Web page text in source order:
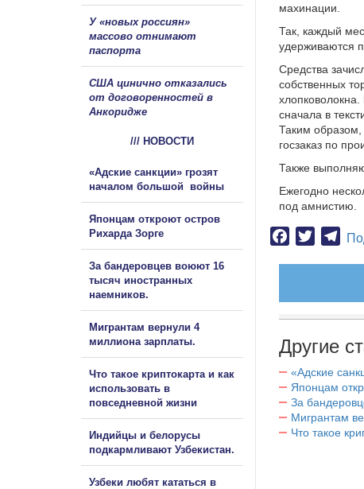
махинации.
Так, каждый
удерживаются
Средства
собственных
сначала в
Таким образом,
госзаказ по
Также
Ежегодно
под амнистию.
Facebook
Twitter
Другие
«Адские
Японцам
За
Мигрантам
Что такое
У «новых россиян»
массово отнимают
паспорта
США цинично отказались
от договоренностей в
Анкоридже
/// НОВОСТИ
«Адские санкции» грозят
началом большой войны
Японцам откроют остров
Рихарда Зорге
За бандеровцев воюют 16
тысяч иностранных
наемников.
Мигрантам вернули 4
миллиона зарплаты.
Что такое криптокарта и как
использовать в
повседневной жизни
Индийцы и белорусы
подкармливают Узбекистан.
Узбеки любят кататься в